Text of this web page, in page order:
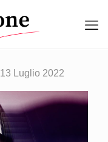
13 Luglio 2022